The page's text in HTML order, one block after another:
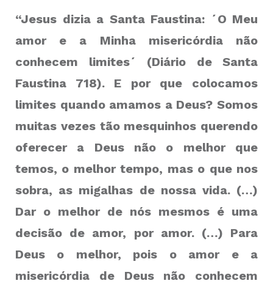
“Jesus dizia a Santa Faustina: ´O Meu
amor e a Minha misericórdia não
conhecem limites´ (Diário de Santa
Faustina 718). E por que colocamos
limites quando amamos a Deus? Somos
muitas vezes tão mesquinhos querendo
oferecer a Deus não o melhor que
temos, o melhor tempo, mas o que nos
sobra, as migalhas de nossa vida. (…)
Dar o melhor de nós mesmos é uma
decisão de amor, por amor. (…) Para
Deus o melhor, pois o amor e a
misericórdia de Deus não conhecem